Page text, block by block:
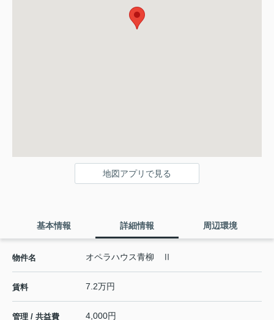
地図アプリで見る
基本情報 詳細情報 周辺環境
物件名 オペラハウス青柳 Ⅱ
賃料 7.2万円
管理 / 共益費 4,000円